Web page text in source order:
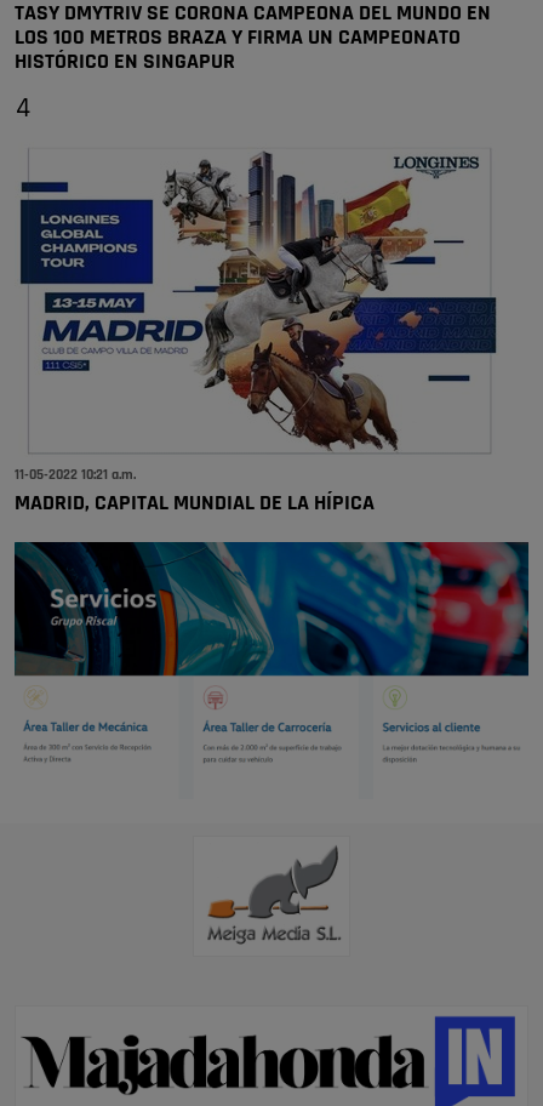
TASY DMYTRIV SE CORONA CAMPEONA DEL MUNDO EN
LOS 100 METROS BRAZA Y FIRMA UN CAMPEONATO
HISTÓRICO EN SINGAPUR
4
11-05-2022 10:21 a.m.
MADRID, CAPITAL MUNDIAL DE LA HÍPICA